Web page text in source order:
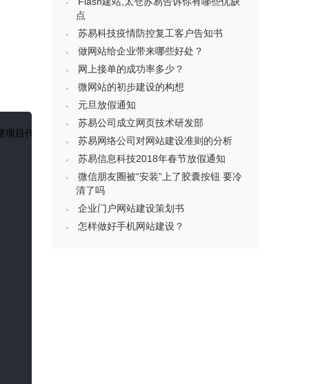
项目代码
点
苏易科技疫情防控复工客户告知书
做网站给企业带来哪些好处？
网上接单的成功率多少？
微网站的初步建设的构想
元旦放假通知
苏易公司成立网页技术研发部
苏易网络公司对网站建设准则的分析
苏易信息科技2018年春节放假通知
微信朋友圈被“安装”上了胶囊按钮 要冷
清了吗
企业门户网站建设策划书
怎样做好手机网站建设？